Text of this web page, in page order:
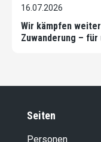
16.07.2026
Wir kämpfen
Zuwanderung –
Seiten
Personen